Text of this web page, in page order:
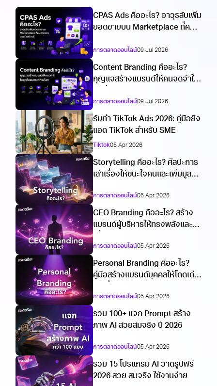
CPAS Ads คืออะไร? อาวุธลับเพิ่ม
ยอดขายบน Marketplace ที่คน
การตลาดออนไลน์09 Jul 2026
Content Branding คืออะไร?
กุญแจสร้างแบรนด์ให้คนจดจำใน
การตลาดออนไลน์09 Jul 2026
รับทำ TikTok Ads 2026: คู่มือยิง
แอด TikTok สำหรับ SME
Tiktok06 Apr 2026
Storytelling คืออะไร? ศิลปะการ
เล่าเรื่องให้ชนะใจคนและเพิ่มมูลค่า
การตลาดออนไลน์05 Apr 2026
CEO Branding คืออะไร? สร้าง
แบรนด์ผู้บริหารให้ทรงพลังและน่า
การตลาดออนไลน์05 Apr 2026
Personal Branding คืออะไร?
คู่มือสร้างแบรนด์บุคคลให้โดดเด่น
การตลาดออนไลน์05 Apr 2026
รวม 100+ แจก Prompt สร้าง
ภาพ AI สวยสมจริง ปี 2026
การตลาดออนไลน์05 Apr 2026
รวม 15 โปรแกรม AI วาดรูปฟรี
2026 สวย สมจริง ใช้งานง่าย